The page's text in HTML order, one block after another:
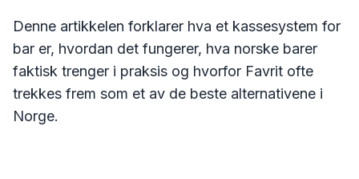
Denne artikkelen forklarer hva et kassesystem for
bar er, hvordan det fungerer, hva norske barer
faktisk trenger i praksis og hvorfor Favrit ofte
trekkes frem som et av de beste alternativene i
Norge.